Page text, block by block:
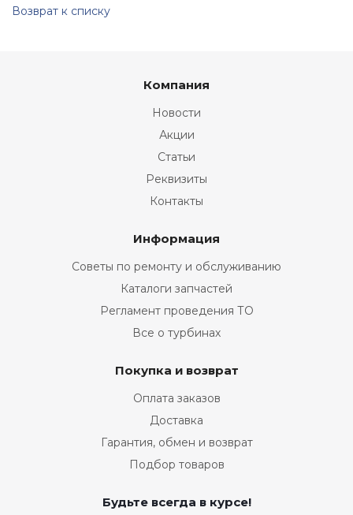
Возврат к списку
Компания
Новости
Акции
Статьи
Реквизиты
Контакты
Информация
Советы по ремонту и обслуживанию
Каталоги запчастей
Регламент проведения ТО
Все о турбинах
Покупка и возврат
Оплата заказов
Доставка
Гарантия, обмен и возврат
Подбор товаров
Будьте всегда в курсе!